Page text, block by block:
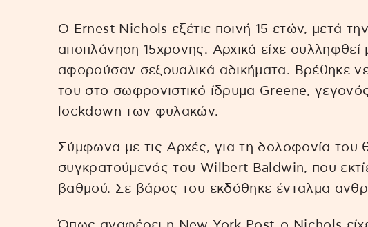
Ο Ernest Nichols εξέτιε ποινή 15 ετών, μετά
αποπλάνηση 15χρονης. Αρχικά είχε συλληφθεί
αφορούσαν σεξουαλικά αδικήματα. Βρέθηκε
του στο σωφρονιστικό ίδρυμα Greene,
lockdown των φυλακών.
Σύμφωνα με τις Αρχές, για τη δολοφονία του
συγκρατούμενός του Wilbert Baldwin, που
βαθμού. Σε βάρος του εκδόθηκε ένταλμα